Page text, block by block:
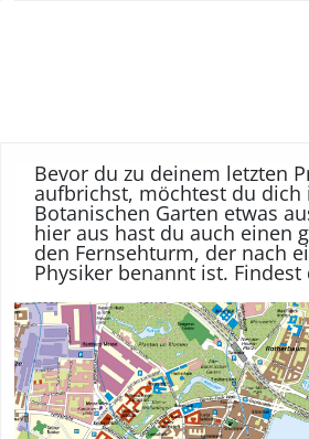
Bevor du zu deinem letzten
aufbrichst, möchtest du dich
Botanischen Garten etwas
hier aus hast du auch einen
den Fernsehturm, der nach
Physiker benannt ist. Findest